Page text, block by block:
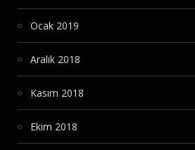
Ocak 2019
Aralık 2018
Kasım 2018
Ekim 2018